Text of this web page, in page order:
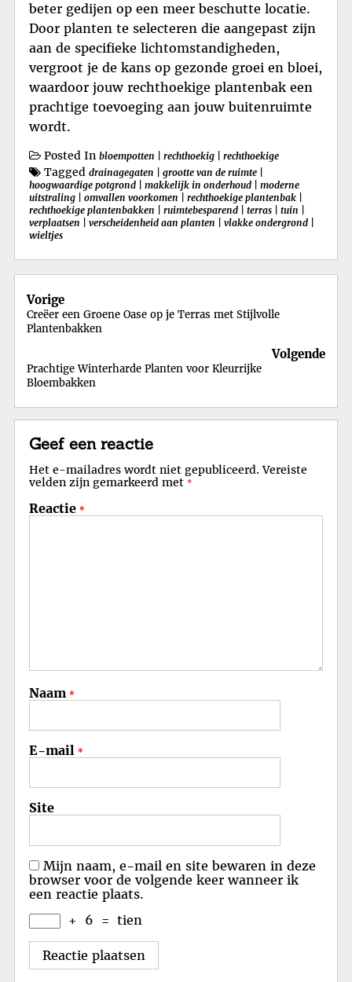
beter gedijen op een meer beschutte locatie.
Door planten te selecteren die aangepast zijn
aan de specifieke lichtomstandigheden,
vergroot je de kans op gezonde groei en bloei,
waardoor jouw rechthoekige plantenbak een
prachtige toevoeging aan jouw buitenruimte
wordt.
Posted In bloempotten rechthoekig rechthoekige
Tagged drainagegaten grootte van de ruimte
hoogwaardige potgrond
makkelijk in onderhoud
moderne
uitstraling
omvallen voorkomen rechthoekige plantenbak
rechthoekige plantenbakken
ruimtebesparend terras tuin
verplaatsen
verscheidenheid aan planten vlakke ondergrond
wieltjes
Berichtnavigatie
Vorige
Creëer een Groene Oase op je Terras met Stijlvolle
Plantenbakken
Volgende
Prachtige Winterharde Planten voor Kleurrijke
Bloembakken
Geef een reactie
Het e-mailadres wordt niet gepubliceerd. Vereiste
velden zijn gemarkeerd met *
Reactie *
Naam *
E-mail *
Site
Mijn naam, e-mail en site bewaren in deze
browser voor de volgende keer wanneer ik
een reactie plaats.
+
6 = tien